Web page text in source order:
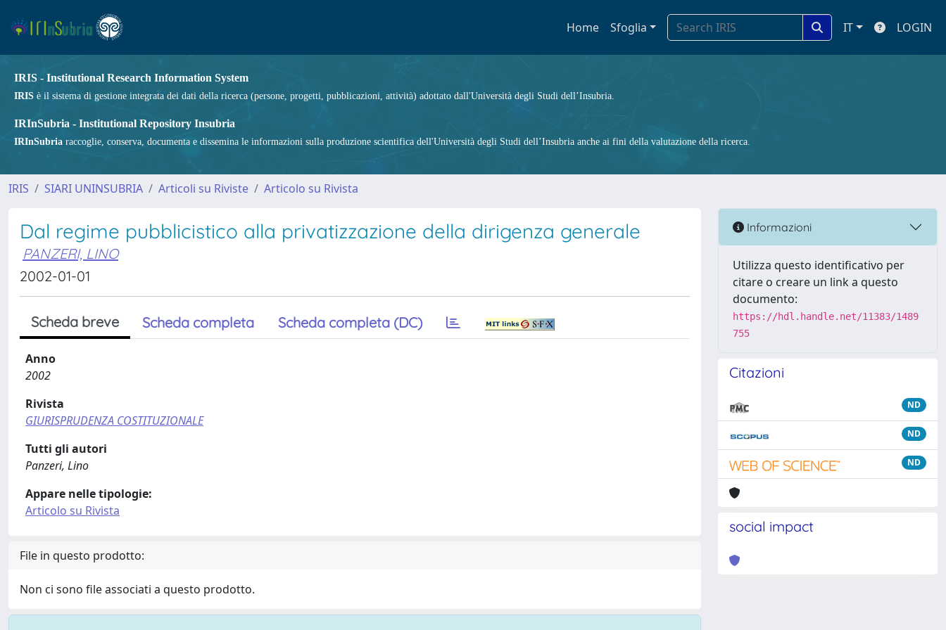
Home Sfoglia IT LOGIN
IRIS - Institutional Research Information System
IRIS è il sistema di gestione integrata dei dati della ricerca (persone, progetti, pubblicazioni, attività) adottato dall'Università degli Studi dell’Insubria.
IRInSubria - Institutional Repository Insubria
IRInSubria raccoglie, conserva, documenta e dissemina le informazioni sulla produzione scientifica dell'Università degli Studi dell’Insubria anche ai fini della valutazione della ricerca.
IRIS SIARI UNINSUBRIA Articoli su Riviste Articolo su Rivista
Dal regime pubblicistico alla privatizzazione della dirigenza generale
PANZERI, LINO
2002-01-01
Scheda breve Scheda completa Scheda completa (DC)
Anno
2002
Rivista
GIURISPRUDENZA COSTITUZIONALE
Tutti gli autori
Panzeri, Lino
Appare nelle tipologie:
Articolo su Rivista
File in questo prodotto:
Non ci sono file associati a questo prodotto.
Informazioni
Utilizza questo identificativo per
citare o creare un link a questo
documento:
https://hdl.handle.net/11383/1489
755
Citazioni
ND
ND
ND
social impact